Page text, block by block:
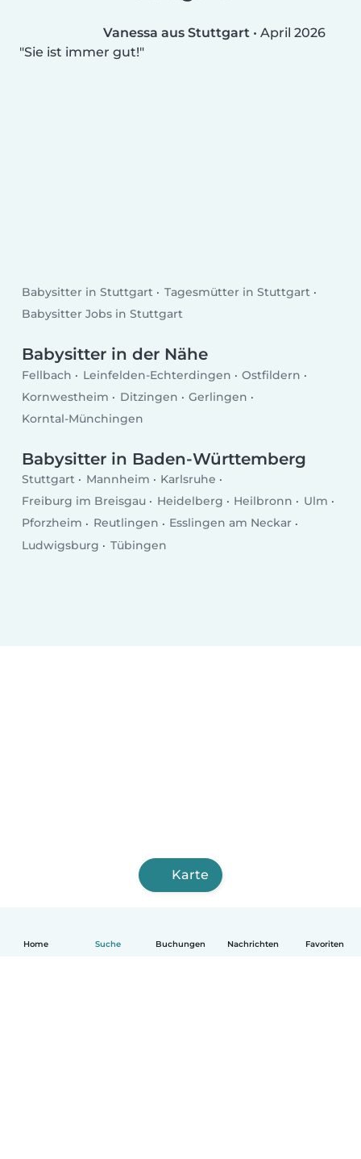
Home Suche Buchungen Nachrichten Favoriten
Vanessa aus Stuttgart • April 2026
Sie ist immer gut!
Babysitter in Stuttgart
Tagesmütter in Stuttgart
Babysitter Jobs in Stuttgart
Babysitter in der Nähe
Fellbach Leinfelden-Echterdingen
Ostfildern
Kornwestheim
Ditzingen
Gerlingen
Korntal-Münchingen
Babysitter in Baden-Württemberg
Stuttgart Mannheim
Karlsruhe
Freiburg im Breisgau
Heidelberg Heilbronn
Ulm
Pforzheim
Reutlingen
Esslingen am Neckar
Ludwigsburg
Tübingen
Karte